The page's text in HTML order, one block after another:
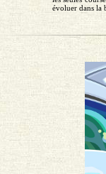
évoluer dans la